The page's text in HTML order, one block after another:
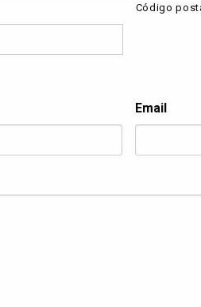
Código
Email